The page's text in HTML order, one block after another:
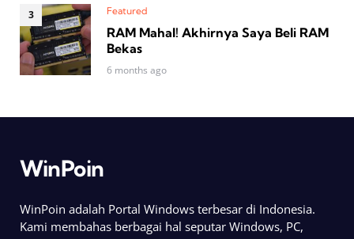
Featured
RAM Mahal! Akhirnya Saya Beli RAM
Bekas
6 months ago
WinPoin
WinPoin adalah Portal Windows terbesar di Indonesia.
Kami membahas berbagai hal seputar Windows, PC,